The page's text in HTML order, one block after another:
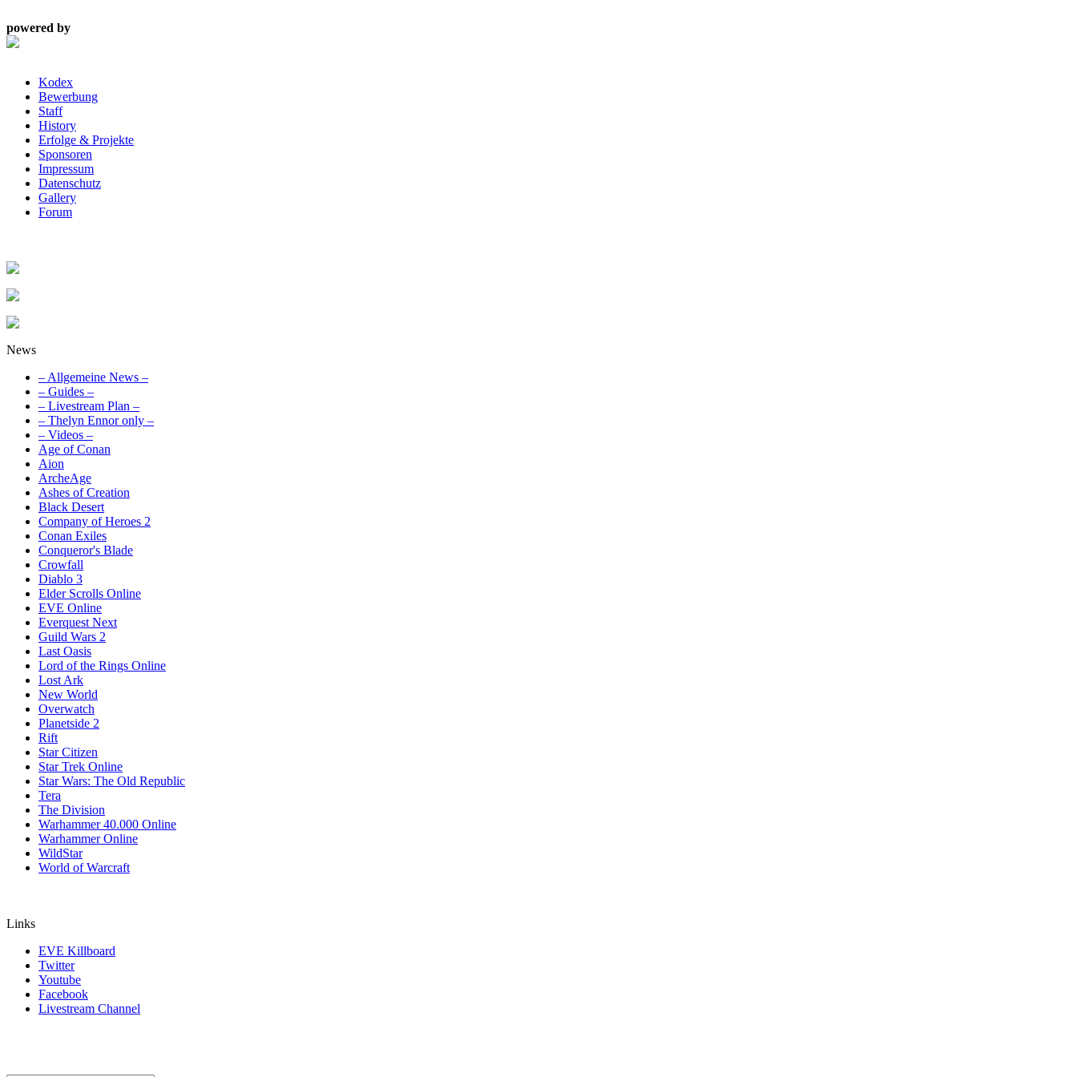
powered by
Kodex
Bewerbung
Staff
History
Erfolge & Projekte
Sponsoren
Impressum
Datenschutz
Gallery
Forum
News
– Allgemeine News –
– Guides –
– Livestream Plan –
– Thelyn Ennor only –
– Videos –
Age of Conan
Aion
ArcheAge
Ashes of Creation
Black Desert
Company of Heroes 2
Conan Exiles
Conqueror's Blade
Crowfall
Diablo 3
Elder Scrolls Online
EVE Online
Everquest Next
Guild Wars 2
Last Oasis
Lord of the Rings Online
Lost Ark
New World
Overwatch
Planetside 2
Rift
Star Citizen
Star Trek Online
Star Wars: The Old Republic
Tera
The Division
Warhammer 40.000 Online
Warhammer Online
WildStar
World of Warcraft
Links
EVE Killboard
Twitter
Youtube
Facebook
Livestream Channel